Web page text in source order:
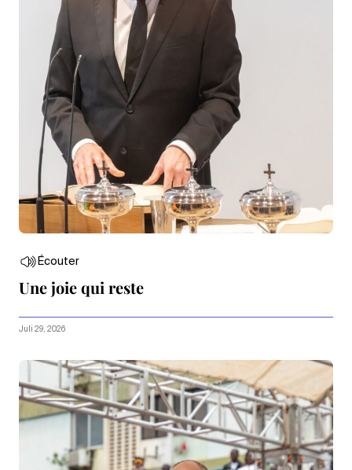
Écouter
Une joie qui reste
Juli 29, 2026